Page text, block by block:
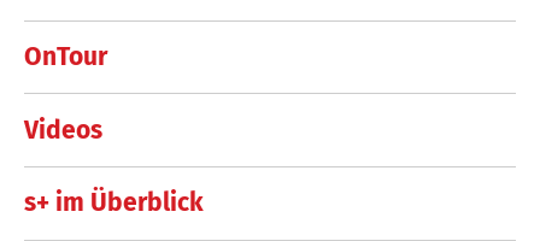
OnTour
Videos
s+ im Überblick